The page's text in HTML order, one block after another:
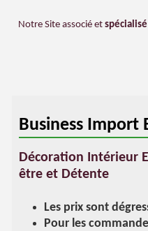
Notre Site associé et
Business
Décoration Intérieur
être et Détente
Les prix sont
Pour les